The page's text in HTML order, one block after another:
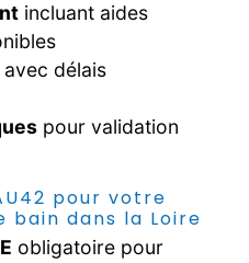
incluant aides
avec délais
pour validation
pour votre
bain dans la Loire
obligatoire pour